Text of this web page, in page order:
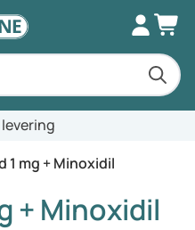
1 mg + Minoxidil
+ Minoxidil